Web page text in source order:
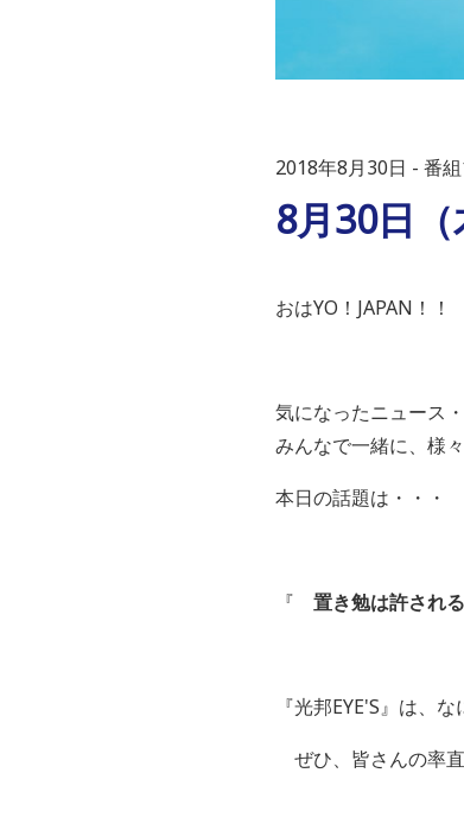
2018年8月30日 番
8月30日
おはYO！JAPAN！！
気になったニュース
みんなで一緒に、様
本日の話題は・・・
『 置き勉は許され
『光邦EYE'S』は、
ぜひ、皆さんの率